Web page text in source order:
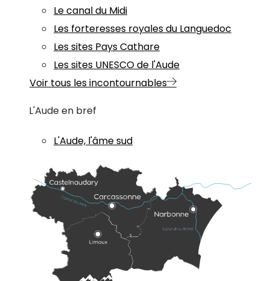
Le canal du Midi
Les forteresses royales du Languedoc
Les sites Pays Cathare
Les sites UNESCO de l'Aude
Voir tous les incontournables
L'Aude en bref
L'Aude, l'âme sud